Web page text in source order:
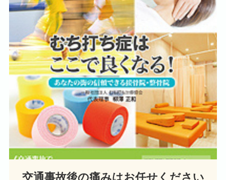
交通事故後の痛みはお任せください